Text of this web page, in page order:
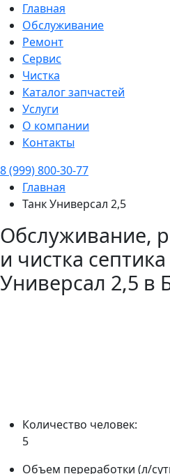
Главная
Обслуживание
Ремонт
Сервис
Чистка
Каталог запчастей
Услуги
О компании
Контакты
8 (999) 800-30-77
Главная
Танк Универсал 2,5
Обслуживание,
и чистка септика
Универсал 2,5 в
Количество человек:
5
Объем переработки (л/